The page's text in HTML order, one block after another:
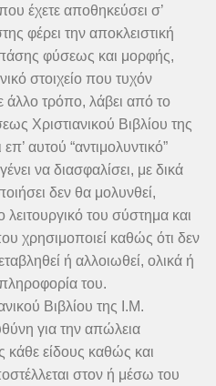
έχετε αποθηκεύσει σ’
φέρει την αποκλειστική
φύσεως και μορφής,
στοιχείο που τυχόν
άλλο τρόπο, λάβει από το
Χριστιανικού Βιβλίου της
αυτού “αντιμολυντικό”
να διασφαλίσει, με δικά
δεν θα μολυνθεί,
λειτουργικό του σύστημα και
χρησιμοποιεί καθώς ότι δεν
ή αλλοιωθεί, ολικά ή
του.
Βιβλίου της Ι.Μ.
για την απώλεια
είδους καθώς και
στον ή μέσω του